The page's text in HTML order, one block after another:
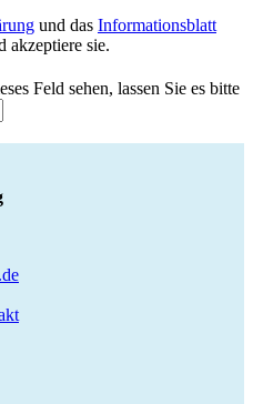
und das Informationsblatt
akzeptiere sie.
Feld sehen, lassen Sie es bitte